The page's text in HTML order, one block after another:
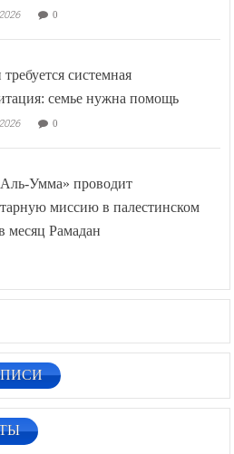
0
системная
семье нужна помощь
0
Умма» проводит
миссию в палестинском
месяц Рамадан